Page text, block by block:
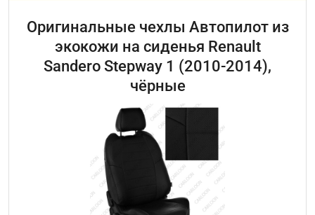
Оригинальные чехлы Автопилот из
экокожи на сиденья Renault
Sandero Stepway 1 (2010-2014),
чёрные